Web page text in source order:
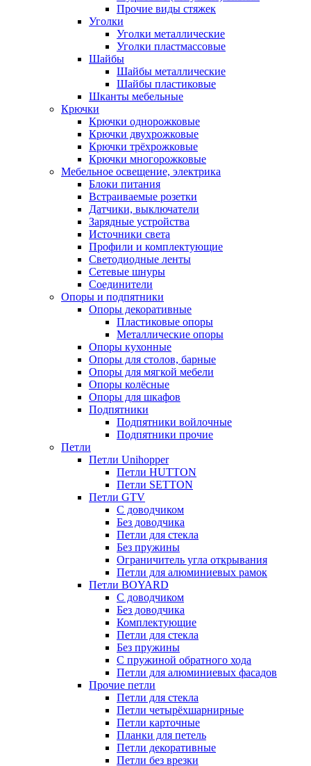
Прочие виды стяжек
Уголки
Уголки металлические
Уголки пластмассовые
Шайбы
Шайбы металлические
Шайбы пластиковые
Шканты мебельные
Крючки
Крючки однорожковые
Крючки двухрожковые
Крючки трёхрожковые
Крючки многорожковые
Мебельное освещение, электрика
Блоки питания
Встраиваемые розетки
Датчики, выключатели
Зарядные устройства
Источники света
Профили и комплектующие
Светодиодные ленты
Сетевые шнуры
Соединители
Опоры и подпятники
Опоры декоративные
Пластиковые опоры
Металлические опоры
Опоры кухонные
Опоры для столов, барные
Опоры для мягкой мебели
Опоры колёсные
Опоры для шкафов
Подпятники
Подпятники войлочные
Подпятники прочие
Петли
Петли Unihopper
Петли HUTTON
Петли SETTON
Петли GTV
С доводчиком
Без доводчика
Петли для стекла
Без пружины
Ограничитель угла открывания
Петли для алюминиевых рамок
Петли BOYARD
С доводчиком
Без доводчика
Комплектующие
Петли для стекла
Без пружины
С пружиной обратного хода
Петли для алюминиевых фасадов
Прочие петли
Петли для стекла
Петли четырёхшарнирные
Петли карточные
Планки для петель
Петли декоративные
Петли без врезки